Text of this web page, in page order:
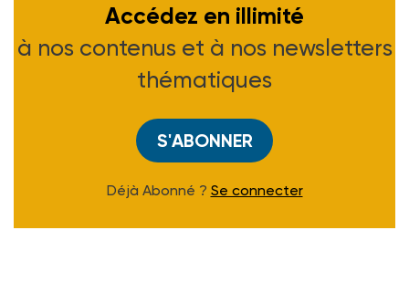
Accédez en illimité
à nos contenus et à nos newsletters
thématiques
S'ABONNER
Déjà Abonné ? Se connecter